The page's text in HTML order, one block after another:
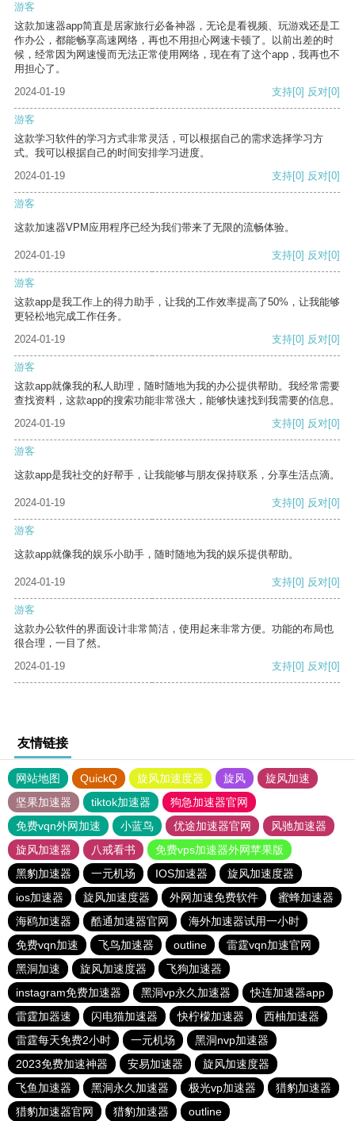
游客
这款加速器app简直是居家旅行必备神器，无论是看视频、玩游戏还是工
作办公，都能畅享高速网络，再也不用担心网速卡顿了。以前出差的时
候，经常因为网速慢而无法正常使用网络，现在有了这个app，我再也不
用担心了。
2024-01-19
支持[0] 反对[0]
游客
这款学习软件的学习方式非常灵活，可以根据自己的需求选择学习方
式。我可以根据自己的时间安排学习进度。
2024-01-19
支持[0] 反对[0]
游客
这款加速器VPM应用程序已经为我们带来了无限的流畅体验。
2024-01-19 支持[0] 反对[0]
游客
这款app是我工作上的得力助手，让我的工作效率提高了50%，让我能够
更轻松地完成工作任务。
2024-01-19
支持[0] 反对[0]
游客
这款app就像我的私人助理，随时随地为我的办公提供帮助。我经常需要
查找资料，这款app的搜索功能非常强大，能够快速找到我需要的信息。
2024-01-19
支持[0] 反对[0]
游客
这款app是我社交的好帮手，让我能够与朋友保持联系，分享生活点滴。
2024-01-19 支持[0] 反对[0]
游客
这款app就像我的娱乐小助手，随时随地为我的娱乐提供帮助。
2024-01-19 支持[0] 反对[0]
游客
这款办公软件的界面设计非常简洁，使用起来非常方便。功能的布局也
很合理，一目了然。
2024-01-19
支持[0] 反对[0]
友情链接
网站地图 QuickQ 旋风加速度器 旋风
旋风加速
坚果加速器
tiktok加速器
狗急加速器官网
免费vqn外网加速
小蓝鸟 优途加速器官网
风驰加速器
旋风加速器
八戒看书
免费vps加速器外网苹果版
黑豹加速器
一元机场 IOS加速器
旋风加速度器
ios加速器
旋风加速度器 外网加速免费软件
蜜蜂加速器
海鸥加速器
酷通加速器官网
海外加速器试用一小时
免费vqn加速
飞鸟加速器 outline
雷霆vqn加速官网
黑洞加速
旋风加速度器
飞狗加速器
instagram免费加速器
黑洞vp永久加速器
快连加速器app
雷霆加器速
闪电猫加速器 快柠檬加速器
西柚加速器
雷霆每天免费2小时
一元机场
黑洞nvp加速器
2023免费加速神器
安易加速器
旋风加速度器
飞鱼加速器
黑洞永久加速器 极光vp加速器
猎豹加速器
猎豹加速器官网
猎豹加速器 outline